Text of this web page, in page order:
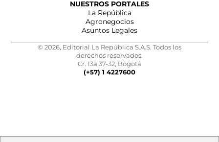
NUESTROS PORTALES
La República
Agronegocios
Asuntos Legales
© 2026, Editorial La República S.A.S. Todos los
derechos reservados.
Cr. 13a 37-32, Bogotá
(+57) 1 4227600